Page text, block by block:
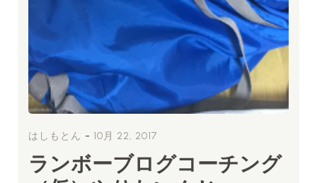
はしもとん - 10月 22, 2017
ランボーブログコーチング